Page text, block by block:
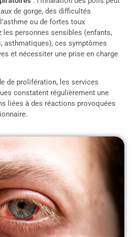
de gorge, des difficultés
ou de fortes toux
les personnes sensibles (enfants,
asthmatiques), ces symptômes
et nécessiter une prise en charge
de prolifération, les services
constatent régulièrement une
liées à des réactions provoquées